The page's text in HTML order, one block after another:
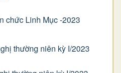
chức Linh Mục -2023
thường niên kỳ I/2023